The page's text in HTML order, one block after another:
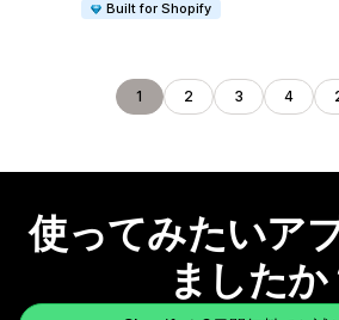
Built for Shopify
1 2 3 4
使ってみたいア
ましたか